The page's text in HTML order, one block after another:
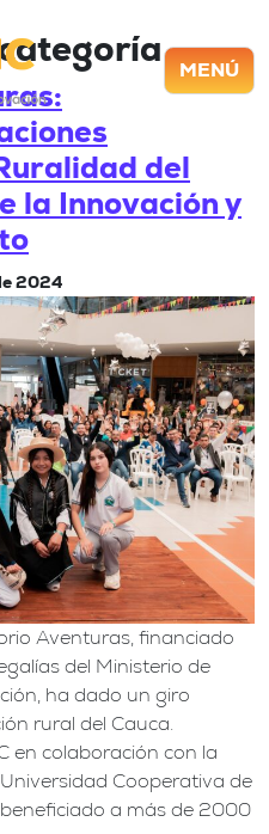
MENÚ
del
la Innovación y
2024
Aventuras, financiado
del Ministerio de
ha dado un giro
rural del Cauca.
en colaboración con la
Cooperativa de
a más de 2000